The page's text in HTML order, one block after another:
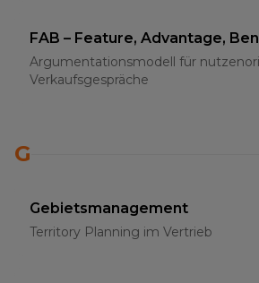
FAB – Feature, Advantage,
Argumentationsmodell für
Verkaufsgespräche
G
Gebietsmanagement
Territory Planning im Vertrieb